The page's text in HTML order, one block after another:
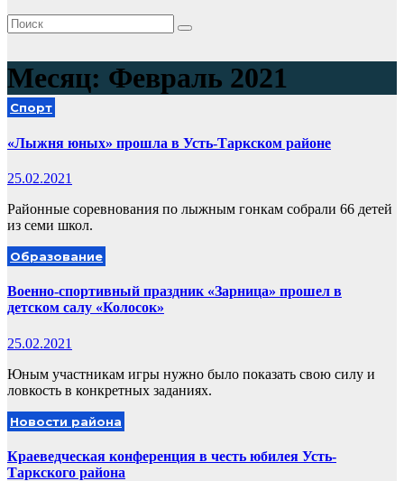
Месяц: Февраль 2021
Спорт
«Лыжня юных» прошла в Усть-Таркском районе
25.02.2021
Районные соревнования по лыжным гонкам собрали 66 детей
из семи школ.
Образование
Военно-спортивный праздник «Зарница» прошел в
детском салу «Колосок»
25.02.2021
Юным участникам игры нужно было показать свою силу и
ловкость в конкретных заданиях.
Новости района
Краеведческая конференция в честь юбилея Усть-
Таркского района